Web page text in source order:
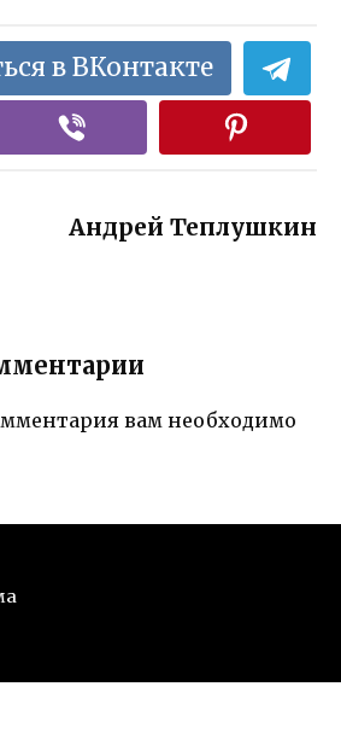
в ВКонтакте
Андрей Теплушкин
вам необходимо